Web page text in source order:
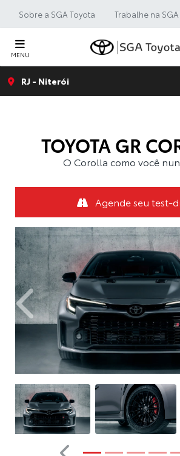
Sobre a SGA Toyota Trabalhe na
MENU
RJ - Niterói
TOYOTAGR
O Corolla como você
Agende seu test-
Anterior